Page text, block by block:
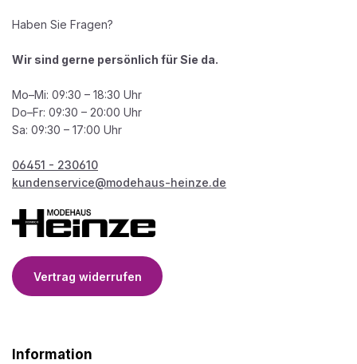
Haben Sie Fragen?
Wir sind gerne persönlich für Sie da.
Mo–Mi: 09:30 – 18:30 Uhr
Do–Fr: 09:30 – 20:00 Uhr
Sa: 09:30 – 17:00 Uhr
06451 - 230610
kundenservice@modehaus-heinze.de
Vertrag widerrufen
Information